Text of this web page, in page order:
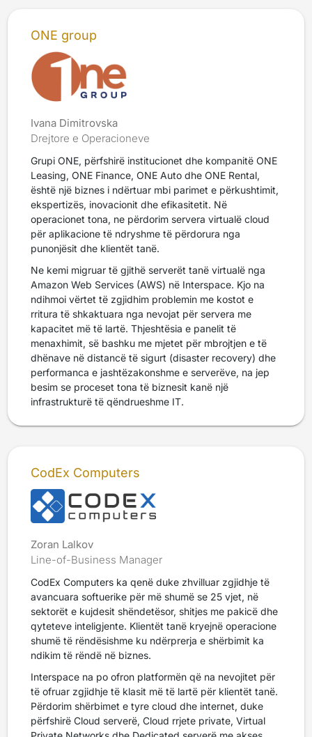
ONE group
Ivana Dimitrovska
Drejtore e Operacioneve
Grupi ONE, përfshirë institucionet dhe kompanitë ONE
Leasing, ONE Finance, ONE Auto dhe ONE Rental,
është një biznes i ndërtuar mbi parimet e përkushtimit,
ekspertizës, inovacionit dhe efikasitetit. Në
operacionet tona, ne përdorim servera virtualë cloud
për aplikacione të ndryshme të përdorura nga
punonjësit dhe klientët tanë.
Ne kemi migruar të gjithë serverët tanë virtualë nga
Amazon Web Services (AWS) në Interspace. Kjo na
ndihmoi vërtet të zgjidhim problemin me kostot e
rritura të shkaktuara nga nevojat për servera me
kapacitet më të lartë. Thjeshtësia e panelit të
menaxhimit, së bashku me mjetet për mbrojtjen e të
dhënave në distancë të sigurt (disaster recovery) dhe
performanca e jashtëzakonshme e serverëve, na jep
besim se proceset tona të biznesit kanë një
infrastrukturë të qëndrueshme IT.
CodEx Computers
Zoran Lalkov
Line-of-Business Manager
CodEx Computers ka qenë duke zhvilluar zgjidhje të
avancuara softuerike për më shumë se 25 vjet, në
sektorët e kujdesit shëndetësor, shitjes me pakicë dhe
qyteteve inteligjente. Klientët tanë kryejnë operacione
shumë të rëndësishme ku ndërprerja e shërbimit ka
ndikim të rëndë në biznes.
Interspace na po ofron platformën që na nevojitet për
të ofruar zgjidhje të klasit më të lartë për klientët tanë.
Përdorim shërbimet e tyre cloud dhe internet, duke
përfshirë Cloud serverë, Cloud rrjete private, Virtual